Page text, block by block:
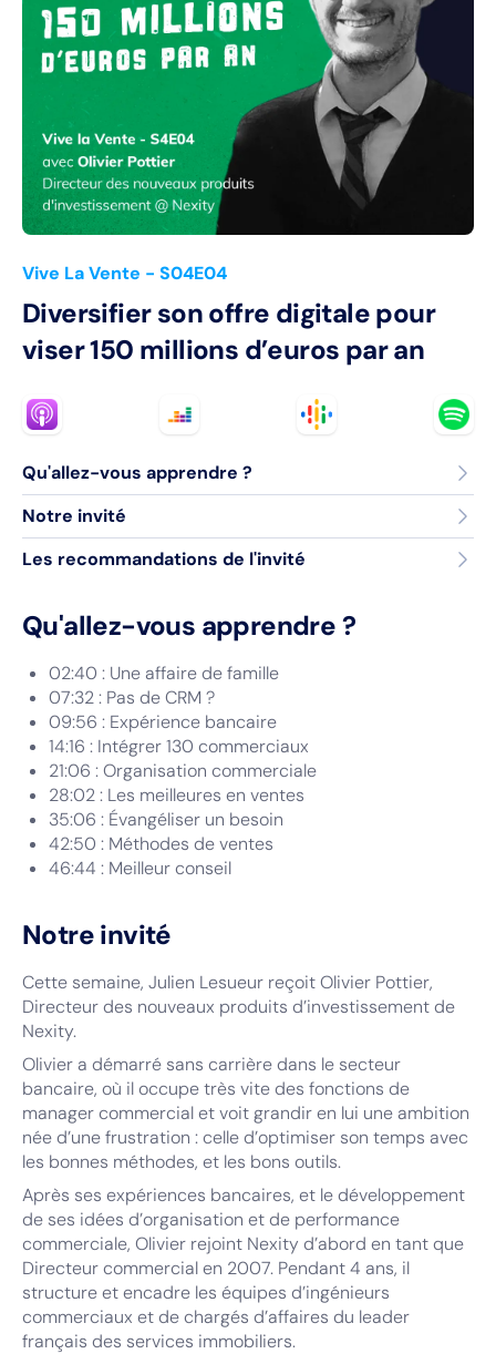
Vive La Vente - S04E04
Diversifier son offre digitale pour
viser 150 millions d’euros par an
Qu'allez-vous apprendre ?
Notre invité
Les recommandations de l'invité
Qu'allez-vous apprendre ?
02:40 : Une affaire de famille
07:32 : Pas de CRM ?
09:56 : Expérience bancaire
14:16 : Intégrer 130 commerciaux
21:06 : Organisation commerciale
28:02 : Les meilleures en ventes
35:06 : Évangéliser un besoin
42:50 : Méthodes de ventes
46:44 : Meilleur conseil
Notre invité
Cette semaine, Julien Lesueur reçoit Olivier Pottier,
Directeur des nouveaux produits d’investissement de
Nexity.
Olivier a démarré sans carrière dans le secteur
bancaire, où il occupe très vite des fonctions de
manager commercial et voit grandir en lui une ambition
née d’une frustration : celle d’optimiser son temps avec
les bonnes méthodes, et les bons outils.
Après ses expériences bancaires, et le développement
de ses idées d’organisation et de performance
commerciale, Olivier rejoint Nexity d’abord en tant que
Directeur commercial en 2007. Pendant 4 ans, il
structure et encadre les équipes d’ingénieurs
commerciaux et de chargés d’affaires du leader
français des services immobiliers.